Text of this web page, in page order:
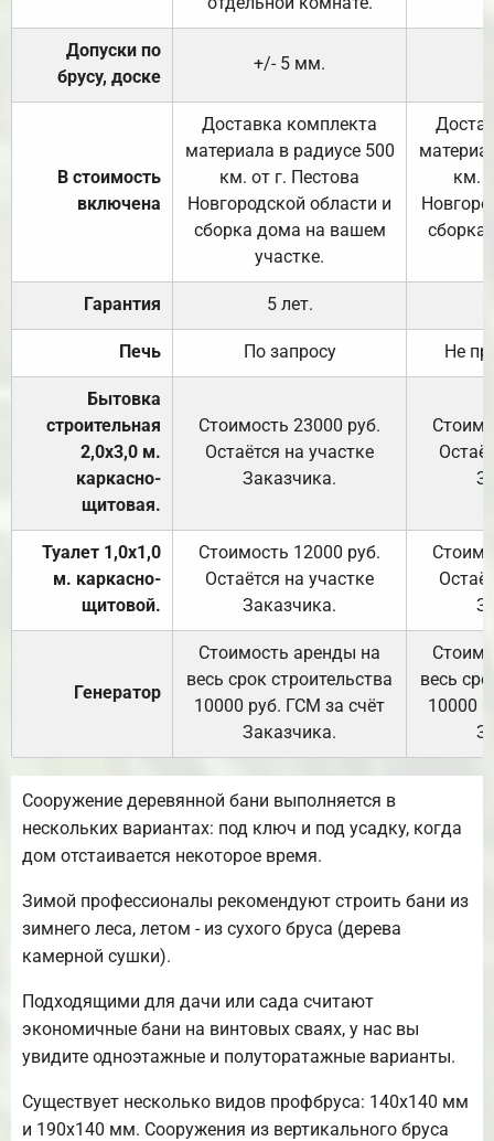
Допуски по
брусу, доске
+/- 5 мм.
В стоимость
включена
Доставка комплекта
материала в радиусе 500
км. от г. Пестова
Новгородской области и
сборка дома на вашем
участке.
км.
Гарантия 5 лет.
Печь По запросу Не
Бытовка
строительная
2,0х3,0 м.
каркасно-
щитовая.
Стоимость 23000 руб.
Остаётся на участке
Заказчика.
Туалет 1,0х1,0
м. каркасно-
щитовой.
Стоимость 12000 руб.
Остаётся на участке
Заказчика.
Генератор
Стоимость аренды на
весь срок строительства
10000 руб. ГСМ за счёт
Заказчика.
весь
10000
Сооружение деревянной бани выполняется в
нескольких вариантах: под ключ и под усадку, когда
дом отстаивается некоторое время.
Зимой профессионалы рекомендуют строить бани из
зимнего леса, летом - из сухого бруса (дерева
камерной сушки).
Подходящими для дачи или сада считают
экономичные бани на винтовых сваях, у нас вы
увидите одноэтажные и полуторатажные варианты.
Существует несколько видов профбруса: 140х140 мм
и 190х140 мм. Сооружения из вертикального бруса